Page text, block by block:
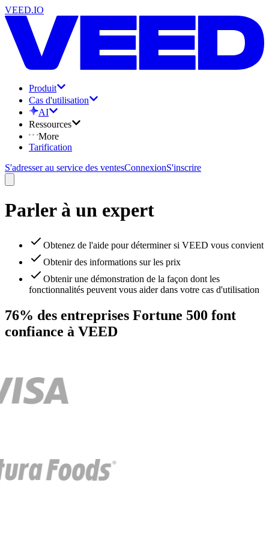
VEED.IO
Produit
Cas d'utilisation
AI
Ressources
More
Tarification
S'adresser au service des ventesConnexionS'inscrire
Parler à un expert
Obtenez de l'aide pour déterminer si VEED vous convient
Obtenir des informations sur les prix
Obtenir une démonstration de la façon dont les
fonctionnalités peuvent vous aider dans votre cas d'utilisation
76% des entreprises Fortune 500 font
confiance à VEED